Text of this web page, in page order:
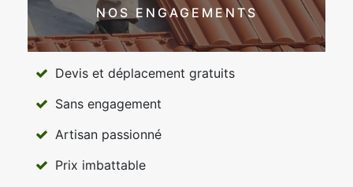
NOS ENGAGEMENTS
Devis et déplacement gratuits
Sans engagement
Artisan passionné
Prix imbattable